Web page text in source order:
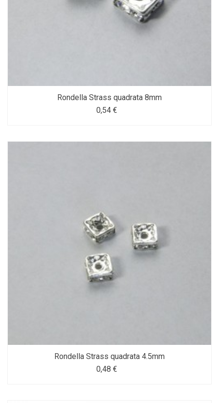
Rondella Strass quadrata 8mm
0,54 €
Rondella Strass quadrata 4.5mm
0,48 €